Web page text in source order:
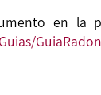
en la
Guias/